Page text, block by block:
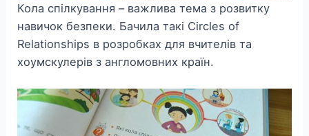
Кола спілкування – важлива тема з розвитку
навичок безпеки. Бачила такі Circles of
Relationships в розробках для вчителів та
хоумскулерів з англомовних країн.